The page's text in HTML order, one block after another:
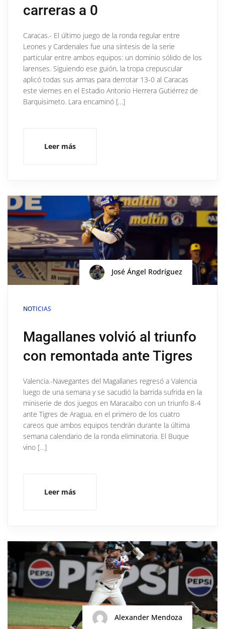
carreras a 0
Caracas.- El último juego de la ronda regular entre
Leones y Cardenales fue una síntesis de la serie
particular entre ambos equipos: un dominio sólido de los
larenses. Siguiendo ese guión, la tropa crepuscular
aplicó todas sus armas para derrotar 13-0 al Caracas
este viernes en el Estadio Antonio Herrera Gutiérrez de
Barquisimeto. Lara encaminó […]
Leer más
José Ángel Rodríguez
NOTICIAS
Magallanes volvió al triunfo
con remontada ante Tigres
Valencia.-Navegantes del Magallanes regresó a Valencia
luego de una semana y se sacudió la barrida sufrida en la
miniserie de dos juegos en Maracaibo con un triunfo 8-4
ante Tigres de Aragua, en el primero de los cuatro
careos que ambos equipos tendrán durante la última
semana calendario de la ronda eliminatoria. El Buque
vino […]
Leer más
Alexander Mendoza